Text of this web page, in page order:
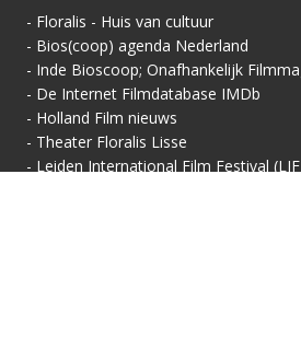
- Floralis - Huis van cultuur
- Bios(coop) agenda Nederland
- Inde Bioscoop; Onafhankelijk
- De Internet Filmdatabase IMDb
- Holland Film nieuws
- Theater Floralis Lisse
- Leiden International Film Festival